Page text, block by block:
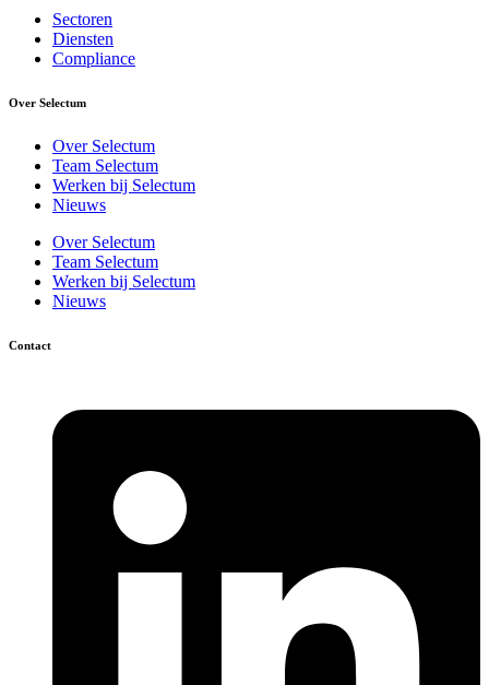
Sectoren
Diensten
Compliance
Over Selectum
Over Selectum
Team Selectum
Werken bij Selectum
Nieuws
Over Selectum
Team Selectum
Werken bij Selectum
Nieuws
Contact